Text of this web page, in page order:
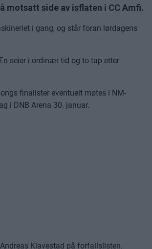
motsatt side av isflaten i CC Amfi.
i gang, og står foran lørdagens
seier i ordinær tid og to tap etter
finalister eventuelt møtes i NM-
i DNB Arena 30. januar.
Klavestad på forfallslisten.